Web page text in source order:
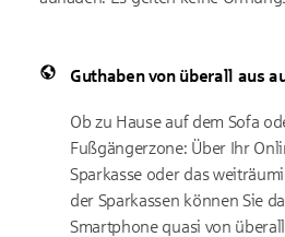
Guthaben von überall aus
Ob zu Hause auf dem Sofa
Fußgängerzone: Über Ihr
Sparkasse oder das
der Sparkassen können Sie
Smartphone quasi von